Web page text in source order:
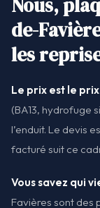
de-
les
Le prix est le
(BA13, hydrofuge
l’enduit. Le devis
facturé suit ce
Vous savez qui
Favières sont des